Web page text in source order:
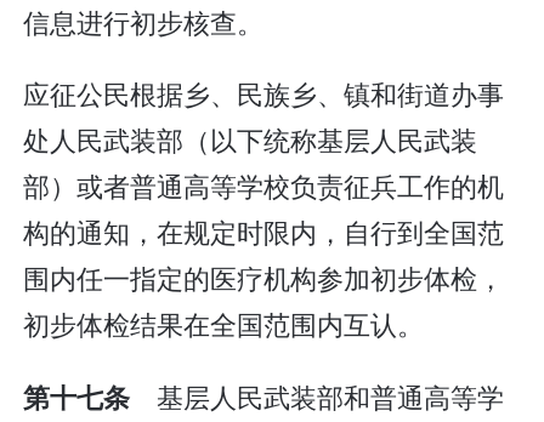
信息进行初步核查。
应征公民根据乡、民族乡、镇和街道办事
处人民武装部（以下统称基层人民武装
部）或者普通高等学校负责征兵工作的机
构的通知，在规定时限内，自行到全国范
围内任一指定的医疗机构参加初步体检，
初步体检结果在全国范围内互认。
第十七条 基层人民武装部和普通高等学